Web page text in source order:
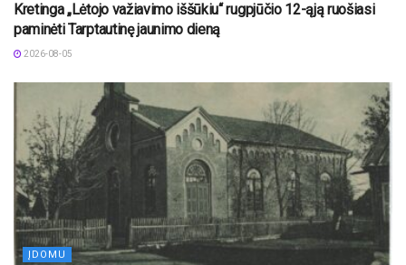
Kretinga „Lėtojo važiavimo iššūkiu“ rugpjūčio 12-ąją ruošiasi
paminėti Tarptautinę jaunimo dieną
2026-08-05
ĮDOMU